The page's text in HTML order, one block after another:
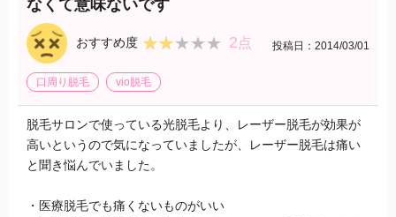
なくて意味ないです
おすすめ度 ★★★★★
★★★★★ 2点 投稿日：2014/03/01
口周り脱毛 vio脱毛
脱毛サロンで使っている光脱毛より、レーザー脱毛が効果が
高いというので気になっていましたが、レーザー脱毛は痛い
と聞き悩んでいました。
・医療脱毛でも痛くないものがいい